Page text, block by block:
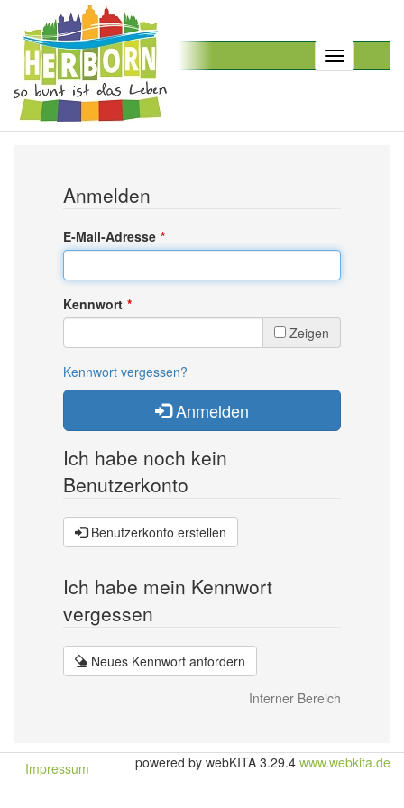
Toggle
navigation
Anmelden
E-Mail-Adresse
Kennwort
Zeigen
Kennwort vergessen?
Anmelden
Ich habe noch kein
Benutzerkonto
Benutzerkonto erstellen
Ich habe mein Kennwort
vergessen
Neues Kennwort anfordern
Interner Bereich
Impressum powered by webKITA 3.29.4 www.webkita.de